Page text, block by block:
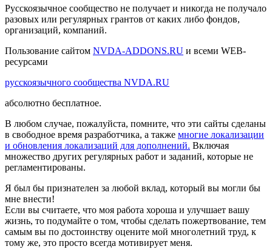
Русскоязычное сообщество не получает и никогда не получало
разовых или регулярных грантов от каких либо фондов,
организаций, компаний.
Пользование сайтом NVDA-ADDONS.RU и всеми WEB-
ресурсами
русскоязычного сообщества NVDA.RU
абсолютно бесплатное.
В любом случае, пожалуйста, помните, что эти сайты сделаны
в свободное время разработчика, а также многие локализации
и обновления локализаций для дополнений. Включая
множество других регулярных работ и заданий, которые не
регламентированы.
Я был бы признателен за любой вклад, который вы могли бы
мне внести!
Если вы считаете, что моя работа хороша и улучшает вашу
жизнь, то подумайте о том, чтобы сделать пожертвование, тем
самым вы по достоинству оцените мой многолетний труд, к
тому же, это просто всегда мотивирует меня.